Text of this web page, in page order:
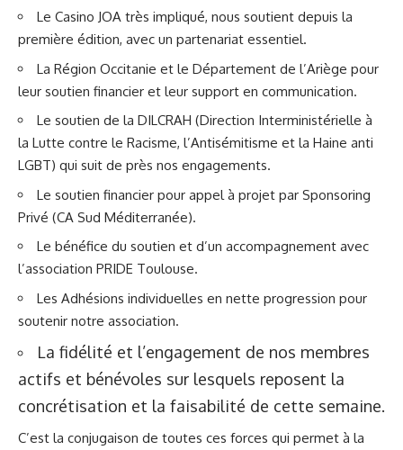
Le Casino JOA très impliqué, nous soutient depuis la
première édition, avec un partenariat essentiel.
La Région Occitanie et le Département de l’Ariège pour
leur soutien financier et leur support en communication.
Le soutien de la DILCRAH (Direction Interministérielle à
la Lutte contre le Racisme, l’Antisémitisme et la Haine anti
LGBT) qui suit de près nos engagements.
Le soutien financier pour appel à projet par Sponsoring
Privé (CA Sud Méditerranée).
Le bénéfice du soutien et d’un accompagnement avec
l’association PRIDE Toulouse.
Les Adhésions individuelles en nette progression pour
soutenir notre association.
La fidélité et l’engagement de nos membres
actifs et bénévoles sur lesquels reposent la
concrétisation et la faisabilité de cette semaine.
C’est la conjugaison de toutes ces forces qui permet à la